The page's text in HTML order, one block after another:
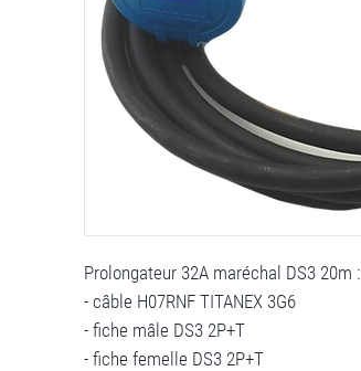
Prolongateur 32A maréchal DS3 20m :
- câble H07RNF TITANEX 3G6
- fiche mâle DS3 2P+T
- fiche femelle DS3 2P+T